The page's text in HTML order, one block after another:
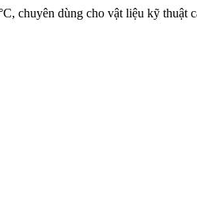
chuyên dùng cho vật liệu kỹ thuật